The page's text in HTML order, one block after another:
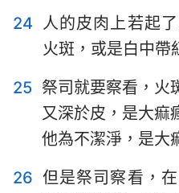
24 人的皮肉上若起
火斑，或是白中帶
25 祭司就要察看，火
又深於皮，是大痲
他為不潔淨，是大
26 但是祭司察看，